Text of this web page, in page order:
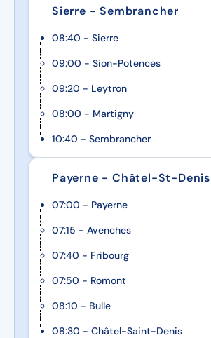
Sierre - Sembrancher
08:40 - Sierre
09:00 - Sion-Potences
09:20 - Leytron
08:00 - Martigny
10:40 - Sembrancher
Payerne - Châtel-St-Denis
07:00 - Payerne
07:15 - Avenches
07:40 - Fribourg
07:50 - Romont
08:10 - Bulle
08:30 - Châtel-Saint-Denis